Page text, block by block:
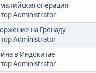
операция
Administrator
на Гренаду
Administrator
в Индокитае
Administrator